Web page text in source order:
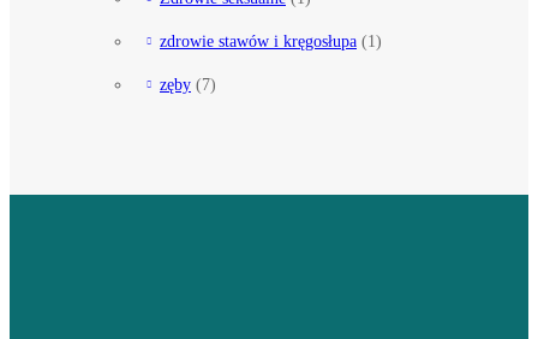
zdrowie stawów i kręgosłupa (1)
zęby (7)